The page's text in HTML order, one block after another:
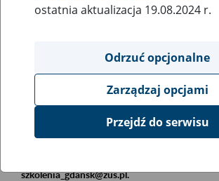
Szkolenia
Obszar merytoryczny
Płatnicy, ubezpieczeni, świadczeniobiorcy
Opis wydarzenia
Szkolenie stacjonarne w siedzibie firmy,
szkolenia_gdansk@zus.pl.
ostatnia aktualizacja 19.08.2024 r.
Odrzuć opcjonalne
Zarządzaj opcjami
Przejdź do serwisu